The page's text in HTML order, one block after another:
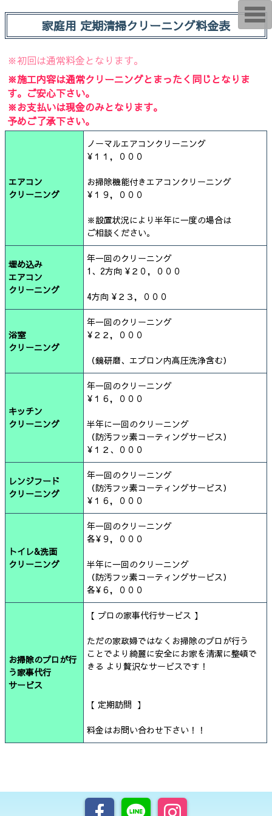
家庭用 定期清掃クリーニング料金表
※初回は通常料金となります。
※施工内容は通常クリーニングとまったく同じとなりま
す。ご安心下さい。
※お支払いは現金のみとなります。
予めご了承下さい。
エアコン
クリーニング
ノーマルエアコンクリーニング
¥１１，０００
お掃除機能付きエアコンクリーニング
¥１９，０００
※設置状況により半年に一度の場合は
ご相談ください。
埋め込み
エアコン
クリーニング
年一回のクリーニング
1、2方向 ¥２０，０００
4方向 ¥２３，０００
浴室
クリーニング
年一回のクリーニング
¥２２，０００
（鏡研磨、エプロン内高圧洗浄含む）
キッチン
クリーニング
年一回のクリーニング
¥１６，０００
半年に一回のクリーニング
（防汚フッ素コーティングサービス）
¥１２、０００
レンジフード
クリーニング
年一回のクリーニング
（防汚フッ素コーティングサービス）
¥１６，０００
トイレ&洗面
クリーニング
年一回のクリーニング
各¥９，０００
半年に一回のクリーニング
（防汚フッ素コーティングサービス）
各¥６，０００
お掃除のプロが行
う家事代行
サービス
【 プロの家事代行サービス 】
ただの家政婦ではなくお掃除のプロが行う
ことでより綺麗に安全にお家を清潔に整頓で
きる より贅沢なサービスです！
【 定期訪問 】
料金はお問い合わせ下さい！！
T
o
g
g
i